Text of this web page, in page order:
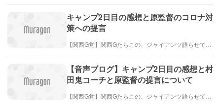
キャンプ2日目の感想と原監督のコロナ対
策への提言
【音声ブログ】キャンプ2日目の感想と村
田鬼コーチと原監督の提言について